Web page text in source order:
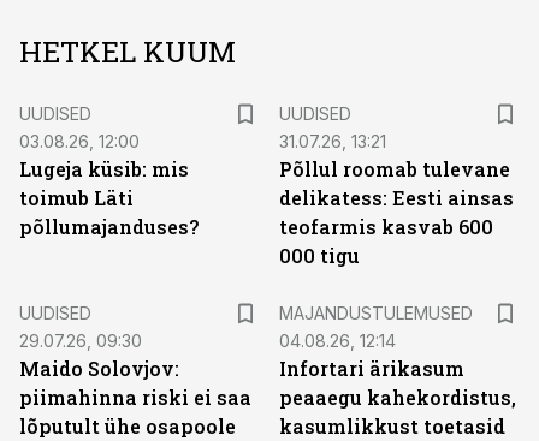
HETKEL KUUM
UUDISED
03.08.26, 12:00
Lugeja küsib: mis
toimub Läti
põllumajanduses?
UUDISED
31.07.26, 13:21
Põllul roomab tulevane
delikatess: Eesti ainsas
teofarmis kasvab 600
000 tigu
UUDISED
29.07.26, 09:30
Maido Solovjov:
piimahinna riski ei saa
lõputult ühe osapoole
MAJANDUSTULEMUSED
04.08.26, 12:14
Infortari ärikasum
peaaegu kahekordistus,
kasumlikkust toetasid